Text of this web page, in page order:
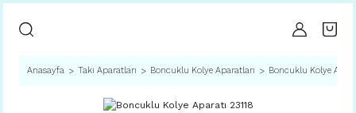
Anasayfa Takı Aparatları Boncuklu Kolye Aparatları Boncuklu Kolye